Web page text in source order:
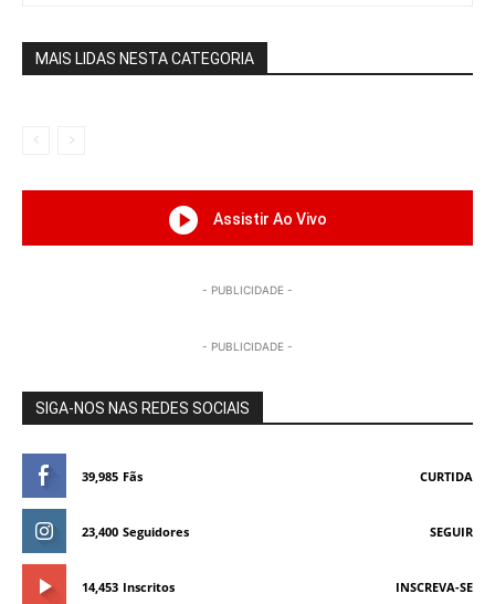
MAIS LIDAS NESTA CATEGORIA
Assistir Ao Vivo
- PUBLICIDADE -
- PUBLICIDADE -
SIGA-NOS NAS REDES SOCIAIS
39,985 Fãs CURTIDA
23,400 Seguidores SEGUIR
14,453 Inscritos INSCREVA-SE